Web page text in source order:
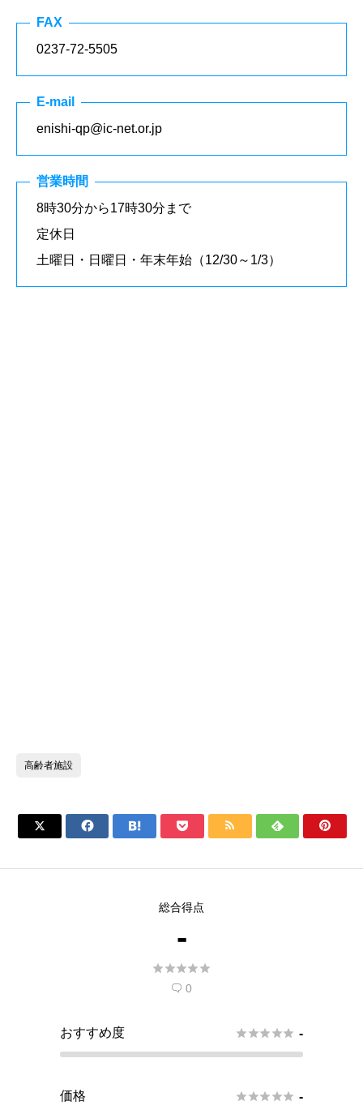
FAX
0237-72-5505
E-mail
enishi-qp@ic-net.or.jp
営業時間
8時30分から17時30分まで
定休日
土曜日・日曜日・年末年始（12/30～1/3）
高齢者施設
      
総合得点
-

 0
おすすめ度  -
価格  -